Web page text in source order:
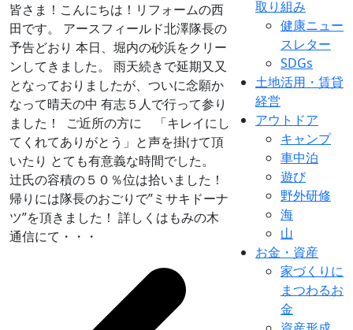
皆さま！こんにちは！リフォームの西
田です。 アースフィールド北澤隊長の
予告どおり 本日、堀内の砂浜をクリー
ンしてきました。 雨天続きで延期又又
となっておりましたが、ついに念願か
なって晴天の中 有志５人で行って参り
ました！
ご近所の方に 「キレイにし
てくれてありがとう」と声を掛けて頂
いたり とても有意義な時間でした。
辻氏の容積の５０％位は拾いました！
帰りには隊長のおごりで”ミサキドーナ
ツ”を頂きました！ 詳しくはもみの木
通信にて・・・
取り組み
健康ニュー
スレター
SDGs
土地活用・賃貸
経営
アウトドア
キャンプ
車中泊
遊び
野外研修
海
山
お金・資産
家づくりに
まつわるお
金